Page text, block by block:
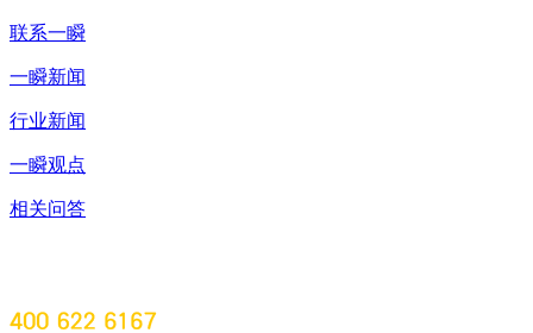
联系一瞬
一瞬新闻
行业新闻
一瞬观点
相关问答